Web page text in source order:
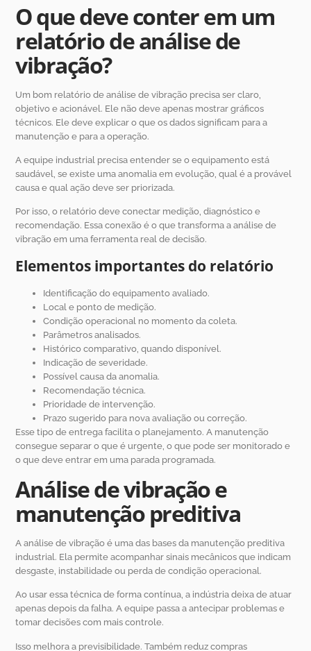
O que deve conter em um
relatório de análise de
vibração?
Um bom relatório de análise de vibração precisa ser claro,
objetivo e acionável. Ele não deve apenas mostrar gráficos
técnicos. Ele deve explicar o que os dados significam para a
manutenção e para a operação.
A equipe industrial precisa entender se o equipamento está
saudável, se existe uma anomalia em evolução, qual é a provável
causa e qual ação deve ser priorizada.
Por isso, o relatório deve conectar medição, diagnóstico e
recomendação. Essa conexão é o que transforma a análise de
vibração em uma ferramenta real de decisão.
Elementos importantes do relatório
Identificação do equipamento avaliado.
Local e ponto de medição.
Condição operacional no momento da coleta.
Parâmetros analisados.
Histórico comparativo, quando disponível.
Indicação de severidade.
Possível causa da anomalia.
Recomendação técnica.
Prioridade de intervenção.
Prazo sugerido para nova avaliação ou correção.
Esse tipo de entrega facilita o planejamento. A manutenção
consegue separar o que é urgente, o que pode ser monitorado e
o que deve entrar em uma parada programada.
Análise de vibração e
manutenção preditiva
A análise de vibração é uma das bases da manutenção preditiva
industrial. Ela permite acompanhar sinais mecânicos que indicam
desgaste, instabilidade ou perda de condição operacional.
Ao usar essa técnica de forma contínua, a indústria deixa de atuar
apenas depois da falha. A equipe passa a antecipar problemas e
tomar decisões com mais controle.
Isso melhora a previsibilidade. Também reduz compras